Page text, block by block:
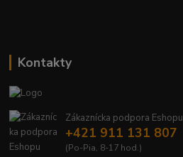
Kontakty
Zákaznícka podpora Eshopu
+421 911 131 807
(Po-Pia, 8-17 hod.)